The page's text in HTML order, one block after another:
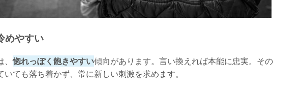
めやすい
、惚れっぽく飽きやすい傾向があります。言い換えれば本能に忠実。その
いても落ち着かず、常に新しい刺激を求めます。